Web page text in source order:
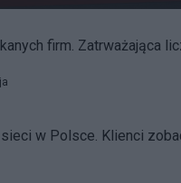
firm. Zatrważająca
w Polsce. Klienci